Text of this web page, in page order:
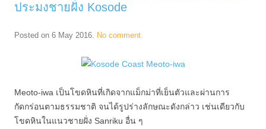
ประมงชายฝั่ง Kosode
Posted on 6 May 2016. No comment.
Meoto-iwa เป็นโขดหินที่เกิดจากแม็กม่าที่เย็นตัวและผ่านการ
กัดกร่อนตามธรรมชาติ จนได้รูปร่างลักษณะดังกล่าว เช่นเดียวกับ
โขดหินในแนวชายฝั่ง Sanriku อื่น ๆ